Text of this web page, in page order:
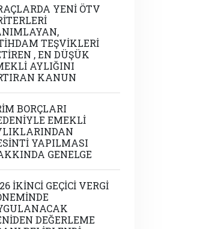
YENİ ÖTV
TEŞVİKLERİ
, EN DÜŞÜK
AYLIĞINI
KANUN
BORÇLARI
EMEKLİ
YAPILMASI
GENELGE
İKİNCİ GEÇİCİ VERGİ
DEĞERLEME